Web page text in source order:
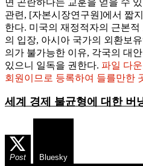
관련, [자본시장연구원]에서 짧
한다. 미국의 재정적자의 근본
의 입장, 아시아 국가의 외환보
의가 불가능한 이유, 각국의 대
있으니 일독을 권한다. 파일 다
회원이므로 등록하여 들를만한
세계 경제 불균형에 대한 버
Post Bluesky